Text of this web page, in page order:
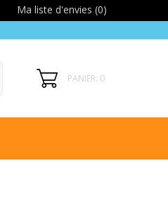
Ma liste d'envies (0)
PANIER: 0